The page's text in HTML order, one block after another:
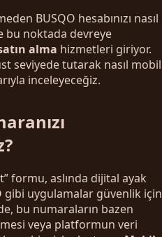
BUSQO hesabınızı nasıl
bu noktada devreye
alma hizmetleri giriyor.
seviyede tutarak nasıl mobil
inceleyeceğiz.
formu, aslında dijital ayak
gibi uygulamalar güvenlik için
bu numaraların bazen
veya platformun veri